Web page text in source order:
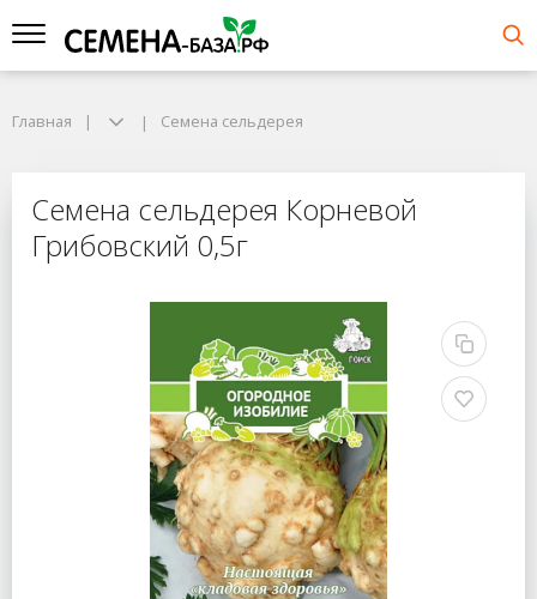
Главная Семена сельдерея
Семена сельдерея Корневой
Грибовский 0,5г